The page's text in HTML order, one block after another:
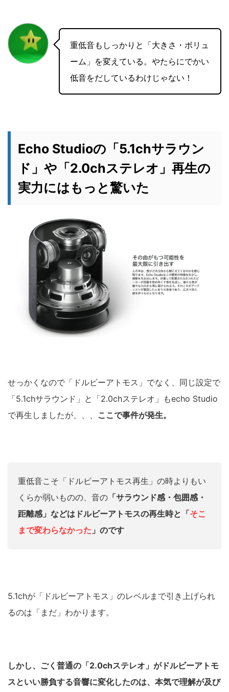
重低音もしっかりと「大きさ・ボリュ
ーム」を変えている。やたらにでかい
低音をだしているわけじゃない！
Echo Studioの「5.1chサラウン
ド」や「2.0chステレオ」再生の
実力にはもっと驚いた
せっかくなので「ドルビーアトモス」でなく、同じ設定で
「5.1chサラウンド」と「2.0chステレオ」もecho Studio
で再生しましたが、、、 ここで事件が発生。
重低音こそ「ドルビーアトモス再生」の時よりもい
くらか弱いものの、音の 「サラウンド感・包囲感・
距離感」などはドルビーアトモスの再生時と「そこ
まで変わらなかった 」のです
5.1chが「ドルビーアトモス」のレベルまで引き上げられ
るのは「まだ」わかります。
しかし、ごく普通の「2.0chステレオ」がドルビーアトモ
スといい勝負する音響に変化したのは、本気で理解が及び